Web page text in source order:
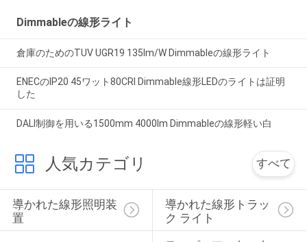
Dimmableの線形ライト
倉庫のためのTUV UGR19 135lm/W Dimmableの線形ライト
ENECのIP20 45ワット80CRI Dimmable線形LEDのライトは証明
した
DALI制御を用いる1500mm 4000lm Dimmableの線形軽い白
人気カテゴリ すべて
導かれた線形照明装
置
導かれた線形トラッ
ク ライト